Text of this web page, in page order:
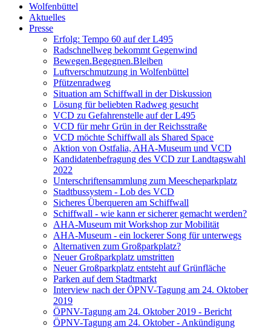
Wolfenbüttel
Aktuelles
Presse
Erfolg: Tempo 60 auf der L495
Radschnellweg bekommt Gegenwind
Bewegen.Begegnen.Bleiben
Luftverschmutzung in Wolfenbüttel
Pfützenradweg
Situation am Schiffwall in der Diskussion
Lösung für beliebten Radweg gesucht
VCD zu Gefahrenstelle auf der L495
VCD für mehr Grün in der Reichsstraße
VCD möchte Schiffwall als Shared Space
Aktion von Ostfalia, AHA-Museum und VCD
Kandidatenbefragung des VCD zur Landtagswahl
2022
Unterschriftensammlung zum Meescheparkplatz
Stadtbussystem - Lob des VCD
Sicheres Überqueren am Schiffwall
Schiffwall - wie kann er sicherer gemacht werden?
AHA-Museum mit Workshop zur Mobilität
AHA-Museum - ein lockerer Song für unterwegs
Alternativen zum Großparkplatz?
Neuer Großparkplatz umstritten
Neuer Großparkplatz entsteht auf Grünfläche
Parken auf dem Stadtmarkt
Interview nach der ÖPNV-Tagung am 24. Oktober
2019
ÖPNV-Tagung am 24. Oktober 2019 - Bericht
ÖPNV-Tagung am 24. Oktober - Ankündigung